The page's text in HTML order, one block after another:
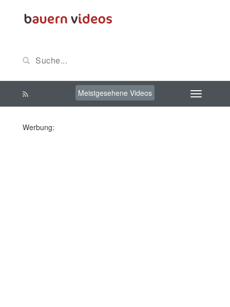
Meistgesehene Videos
Werbung: